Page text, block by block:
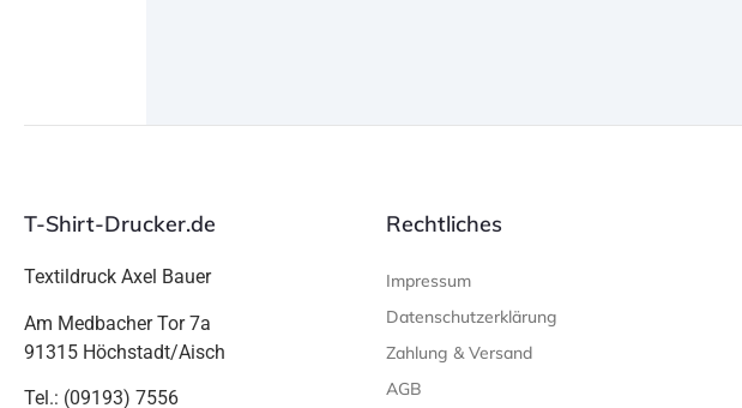
T-Shirt-Drucker.de
Textildruck Axel Bauer
Am Medbacher Tor 7a
91315 Höchstadt/Aisch
Tel.: (09193) 7556
Rechtliches
Impressum
Datenschutzerklärung
Zahlung & Versand
AGB